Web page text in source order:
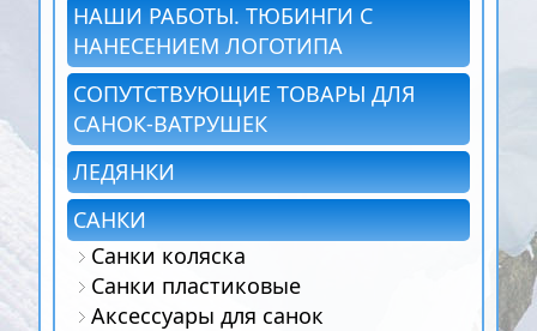
НАШИ РАБОТЫ. ТЮБИНГИ С
НАНЕСЕНИЕМ ЛОГОТИПА
СОПУТСТВУЮЩИЕ ТОВАРЫ ДЛЯ
САНОК-ВАТРУШЕК
ЛЕДЯНКИ
САНКИ
Санки коляска
Санки пластиковые
Аксессуары для санок